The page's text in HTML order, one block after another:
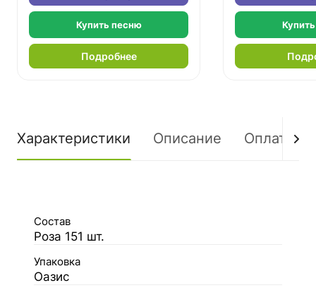
Купить песню
Подробнее
Характеристики Описание Оплата
Состав
Роза 151 шт.
Упаковка
Оазис